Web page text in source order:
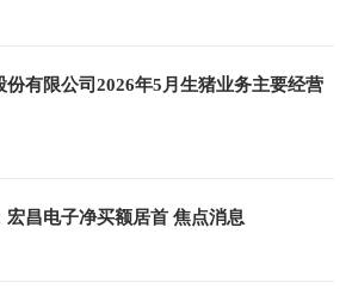
有限公司2026年5月生猪业务主要经营
宏昌电子净买额居首 焦点消息